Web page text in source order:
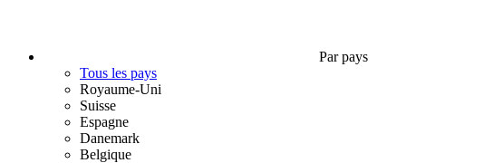
Par pays
Tous les pays
Royaume-Uni
Suisse
Espagne
Danemark
Belgique